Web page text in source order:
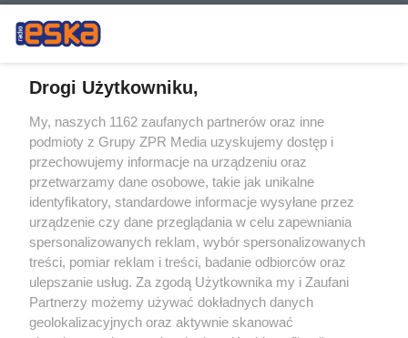
Żaden utwór zamieszczony w serwisie nie może być powielany i
rozpowszechniany lub dalej rozpowszechniany w jakikolwiek sposób (w
tym także elektroniczny lub mechaniczny) na jakimkolwiek polu
eksploatacji w jakiejkolwiek formie, włącznie z umieszczaniem w
Internecie bez pisemnej zgody właściciela praw. Jakiekolwiek użycie lub
wykorzystanie utworów w całości lub w części z naruszeniem prawa,
tzn. bez właściwej zgody, jest zabronione pod groźbą kary i może być
ścigane prawnie.
Drogi Użytkowniku,
My, naszych 1162 zaufanych partnerów oraz inne
podmioty z Grupy ZPR Media uzyskujemy dostęp i
przechowujemy informacje na urządzeniu oraz
przetwarzamy dane osobowe, takie jak unikalne
identyfikatory, standardowe informacje wysyłane przez
urządzenie czy dane przeglądania w celu zapewniania
spersonalizowanych reklam, wybór spersonalizowanych
treści, pomiar reklam i treści, badanie odbiorców oraz
ulepszanie usług. Za zgodą Użytkownika my i Zaufani
Partnerzy możemy używać dokładnych danych
geolokalizacyjnych oraz aktywnie skanować